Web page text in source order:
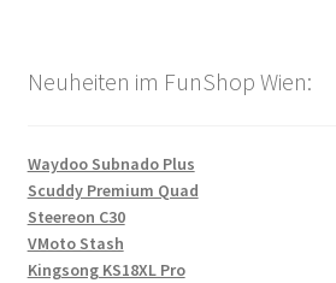
Neuheiten im FunShop Wien:
Waydoo Subnado Plus
Scuddy Premium Quad
Steereon C30
VMoto Stash
Kingsong KS18XL Pro